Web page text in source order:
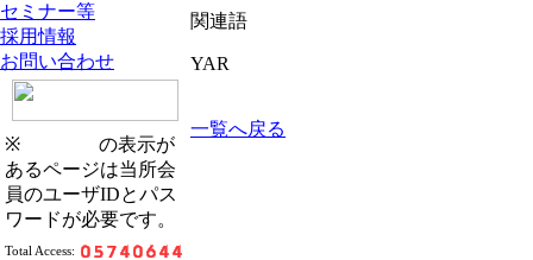
セミナー等
採用情報
お問い合わせ
※
の表示が
あるページは当所会
員のユーザIDとパス
ワードが必要です。
Total Access:
関連語
YAR
一覧へ戻る